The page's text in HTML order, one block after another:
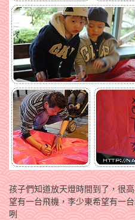
孩子們知道放天燈時間到了，很
望有一台飛機，李少東希望有一
咧